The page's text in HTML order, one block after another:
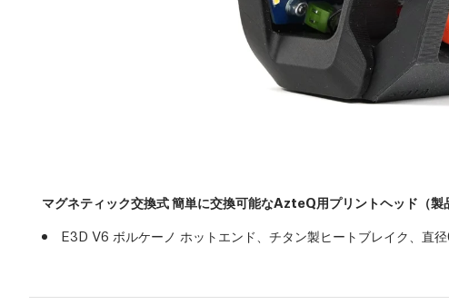
マグネティック交換式 簡単に交換可能なAzteQ用プリントヘッド（製
E3D V6 ボルケーノ ホットエンド、チタン製ヒートブレイク、直